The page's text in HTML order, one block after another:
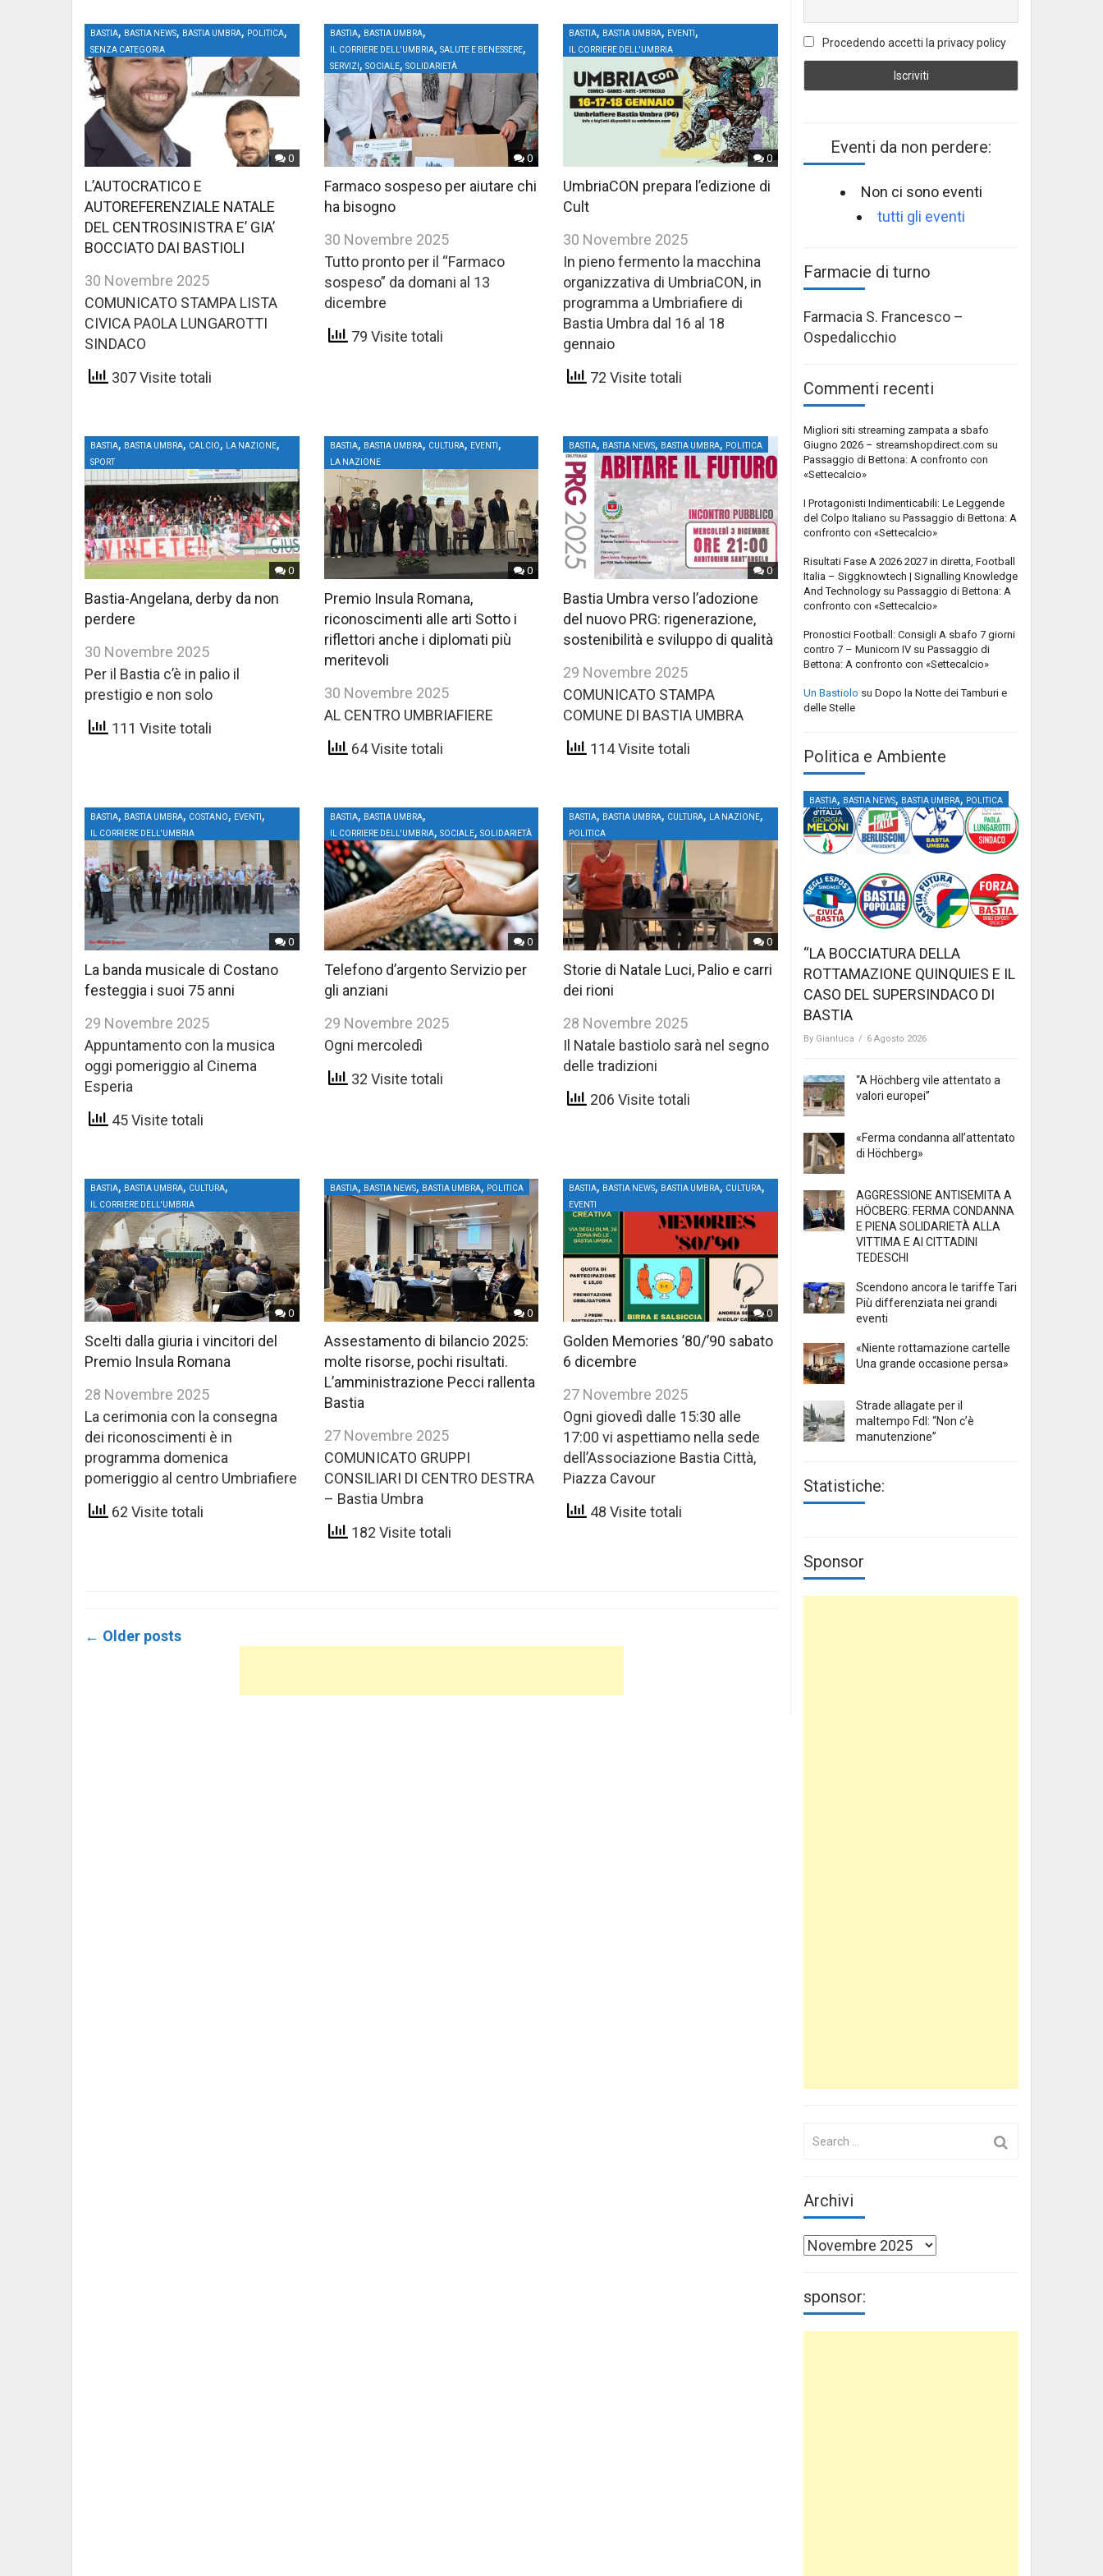
0
BASTIA, BASTIA NEWS, BASTIA UMBRA, POLITICA,
SENZA CATEGORIA
L’AUTOCRATICO E
AUTOREFERENZIALE NATALE
DEL CENTROSINISTRA E’ GIA’
BOCCIATO DAI BASTIOLI
30 Novembre 2025
COMUNICATO STAMPA LISTA
CIVICA PAOLA LUNGAROTTI
SINDACO
307 Visite totali
0
BASTIA, BASTIA UMBRA,
IL CORRIERE DELL'UMBRIA, SALUTE E BENESSERE,
SERVIZI , SOCIALE, SOLIDARIETÀ
Farmaco sospeso per aiutare chi
ha bisogno
30 Novembre 2025
Tutto pronto per il “Farmaco
sospeso” da domani al 13
dicembre
79 Visite totali
0
BASTIA, BASTIA UMBRA, EVENTI ,
IL CORRIERE DELL'UMBRIA
UmbriaCON prepara l’edizione di
Cult
30 Novembre 2025
In pieno fermento la macchina
organizzativa di UmbriaCON, in
programma a Umbriafiere di
Bastia Umbra dal 16 al 18
gennaio
72 Visite totali
0
BASTIA, BASTIA UMBRA, CALCIO, LA NAZIONE,
SPORT
Bastia-Angelana, derby da non
perdere
30 Novembre 2025
Per il Bastia c’è in palio il
prestigio e non solo
111 Visite totali
0
BASTIA, BASTIA UMBRA, CULTURA, EVENTI ,
LA NAZIONE
Premio Insula Romana,
riconoscimenti alle arti Sotto i
riflettori anche i diplomati più
meritevoli
30 Novembre 2025
AL CENTRO UMBRIAFIERE
64 Visite totali
0
BASTIA, BASTIA NEWS, BASTIA UMBRA, POLITICA
Bastia Umbra verso l’adozione
del nuovo PRG: rigenerazione,
sostenibilità e sviluppo di qualità
29 Novembre 2025
COMUNICATO STAMPA
COMUNE DI BASTIA UMBRA
114 Visite totali
0
BASTIA, BASTIA UMBRA, COSTANO, EVENTI ,
IL CORRIERE DELL'UMBRIA
La banda musicale di Costano
festeggia i suoi 75 anni
29 Novembre 2025
Appuntamento con la musica
oggi pomeriggio al Cinema
Esperia
45 Visite totali
0
BASTIA, BASTIA UMBRA,
IL CORRIERE DELL'UMBRIA, SOCIALE, SOLIDARIETÀ
Telefono d’argento Servizio per
gli anziani
29 Novembre 2025
Ogni mercoledì
32 Visite totali
0
BASTIA, BASTIA UMBRA, CULTURA, LA NAZIONE,
POLITICA
Storie di Natale Luci, Palio e carri
dei rioni
28 Novembre 2025
Il Natale bastiolo sarà nel segno
delle tradizioni
206 Visite totali
0
BASTIA, BASTIA UMBRA, CULTURA,
IL CORRIERE DELL'UMBRIA
Scelti dalla giuria i vincitori del
Premio Insula Romana
28 Novembre 2025
La cerimonia con la consegna
dei riconoscimenti è in
programma domenica
pomeriggio al centro Umbriafiere
62 Visite totali
0
BASTIA, BASTIA NEWS, BASTIA UMBRA, POLITICA
Assestamento di bilancio 2025:
molte risorse, pochi risultati.
L’amministrazione Pecci rallenta
Bastia
27 Novembre 2025
COMUNICATO GRUPPI
CONSILIARI DI CENTRO DESTRA
– Bastia Umbra
182 Visite totali
0
BASTIA, BASTIA NEWS, BASTIA UMBRA, CULTURA,
EVENTI
Golden Memories ’80/’90 sabato
6 dicembre
27 Novembre 2025
Ogni giovedì dalle 15:30 alle
17:00 vi aspettiamo nella sede
dell’Associazione Bastia Città,
Piazza Cavour
48 Visite totali
Posts
← Older posts
Procedendo accetti la privacy policy
Eventi da non perdere:
Non ci sono eventi
tutti gli eventi
Farmacie di turno
Farmacia S. Francesco –
Ospedalicchio
Commenti recenti
Migliori siti streaming zampata a sbafo
Giugno 2026 – streamshopdirect.com su
Passaggio di Bettona: A confronto con
«Settecalcio»
I Protagonisti Indimenticabili: Le Leggende
del Colpo Italiano su Passaggio di Bettona: A
confronto con «Settecalcio»
Risultati Fase A 2026 2027 in diretta, Football
Italia – Siggknowtech | Signalling Knowledge
And Technology su Passaggio di Bettona: A
confronto con «Settecalcio»
Pronostici Football: Consigli A sbafo 7 giorni
contro 7 – Municorn IV su Passaggio di
Bettona: A confronto con «Settecalcio»
Un Bastiolo su Dopo la Notte dei Tamburi e
delle Stelle
Politica e Ambiente
BASTIA, BASTIA NEWS, BASTIA UMBRA, POLITICA
“LA BOCCIATURA DELLA
ROTTAMAZIONE QUINQUIES E IL
CASO DEL SUPERSINDACO DI
BASTIA
By Gianluca / 6 Agosto 2026
“A Höchberg vile attentato a
valori europei”
«Ferma condanna all’attentato
di Höchberg»
AGGRESSIONE ANTISEMITA A
HÖCBERG: FERMA CONDANNA
E PIENA SOLIDARIETÀ ALLA
VITTIMA E AI CITTADINI
TEDESCHI
Scendono ancora le tariffe Tari
Più differenziata nei grandi
eventi
«Niente rottamazione cartelle
Una grande occasione persa»
Strade allagate per il
maltempo FdI: “Non c’è
manutenzione”
Statistiche:
Sponsor
Archivi
Archivi
sponsor: